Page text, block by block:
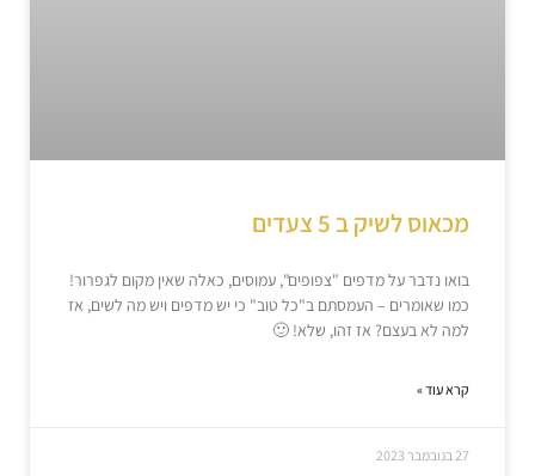
מכאוס לשיק ב 5 צעדים
בואו נדבר על מדפים "צפופים", עמוסים, כאלה שאין מקום לגפרור!
כמו שאומרים – העמסתם ב"כל טוב" כי יש מדפים ויש מה לשים, אז
למה לא בעצם? אז זהו, שלא! 🙂
קרא עוד »
27 בנובמבר 2023